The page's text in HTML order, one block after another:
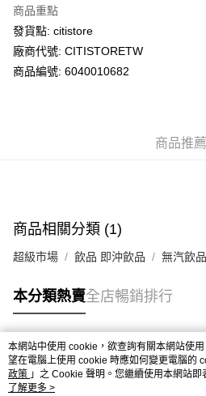
WeChat Pay
送貨方式
每筆HK$50.00，滿HK$200.00或以上
UNY 門市自取
商品重點
發貨點: citistore
廠商代號: CITISTORETW
商品編號: 6040010682
商品推薦
商品相關分類 (1)
超級市場 飲品 即沖飲品 無汽飲品
本分類熱賣全店暢銷排行
熱門標籤
熱銷排行
本網站中使用 cookie，欲查詢有關本網站使用
望在電腦上使用 cookie 時應如何變更電腦的
政策 」之 Cookie 聲明。您繼續使用本網站
條款之 Cookie 聲明使用 cookie。
了解更多 >